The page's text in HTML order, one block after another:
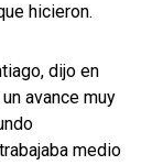
hicieron.
dijo en
avance muy
medio